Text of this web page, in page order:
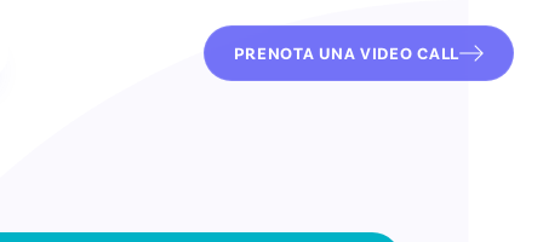
PRENOTA UNA VIDEO CALL